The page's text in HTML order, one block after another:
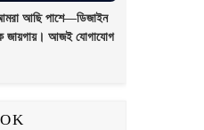
আমরা আছি পাশে—ডিজাইন
জায়গায়। আজই যোগাযোগ